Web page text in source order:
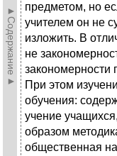
►Содержание►
предметом, но
учителем он не
изложить. В
не
закономерности
При этом
обучения:
учение
образом
общественная